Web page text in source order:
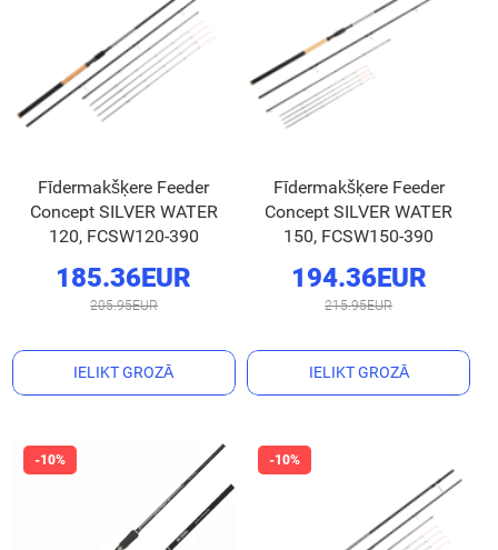
Fīdermakšķere Feeder
Concept SILVER WATER
120, FCSW120-390
185.36EUR
205.95EUR
IELIKT GROZĀ
Fīdermakšķere Feeder
Concept SILVER WATER
150, FCSW150-390
194.36EUR
215.95EUR
IELIKT GROZĀ